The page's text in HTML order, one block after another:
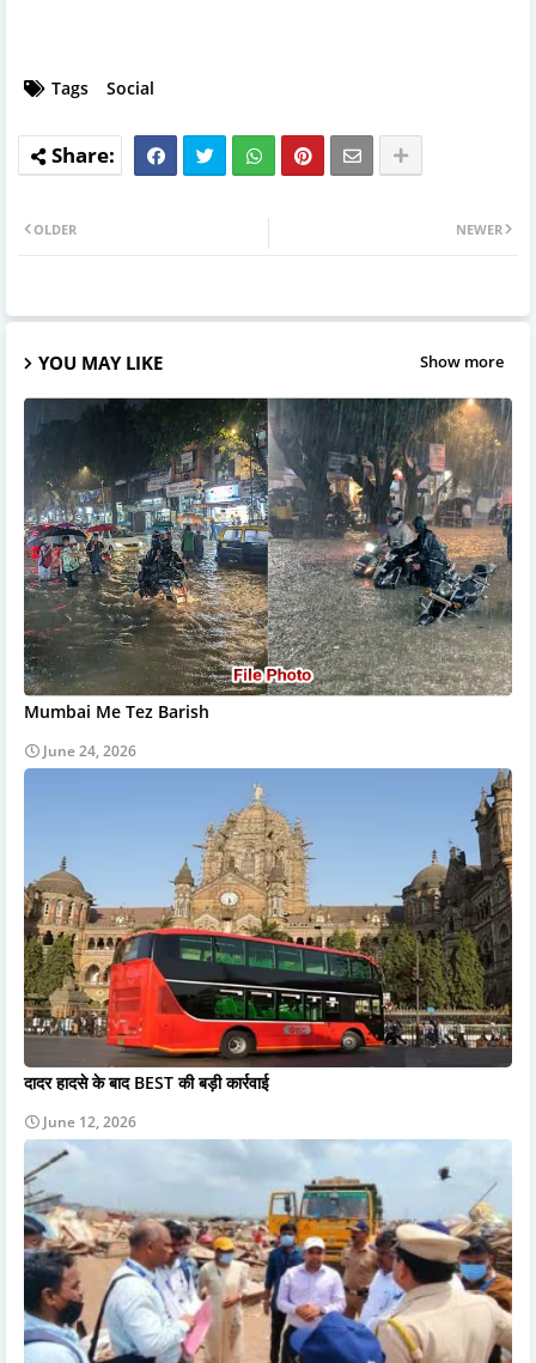
Tags Social
NEWER
OLDER
YOU MAY LIKE Show more
Mumbai Me Tez Barish
June 24, 2026
दादर हादसे के बाद BEST की बड़ी कार्रवाई
June 12, 2026